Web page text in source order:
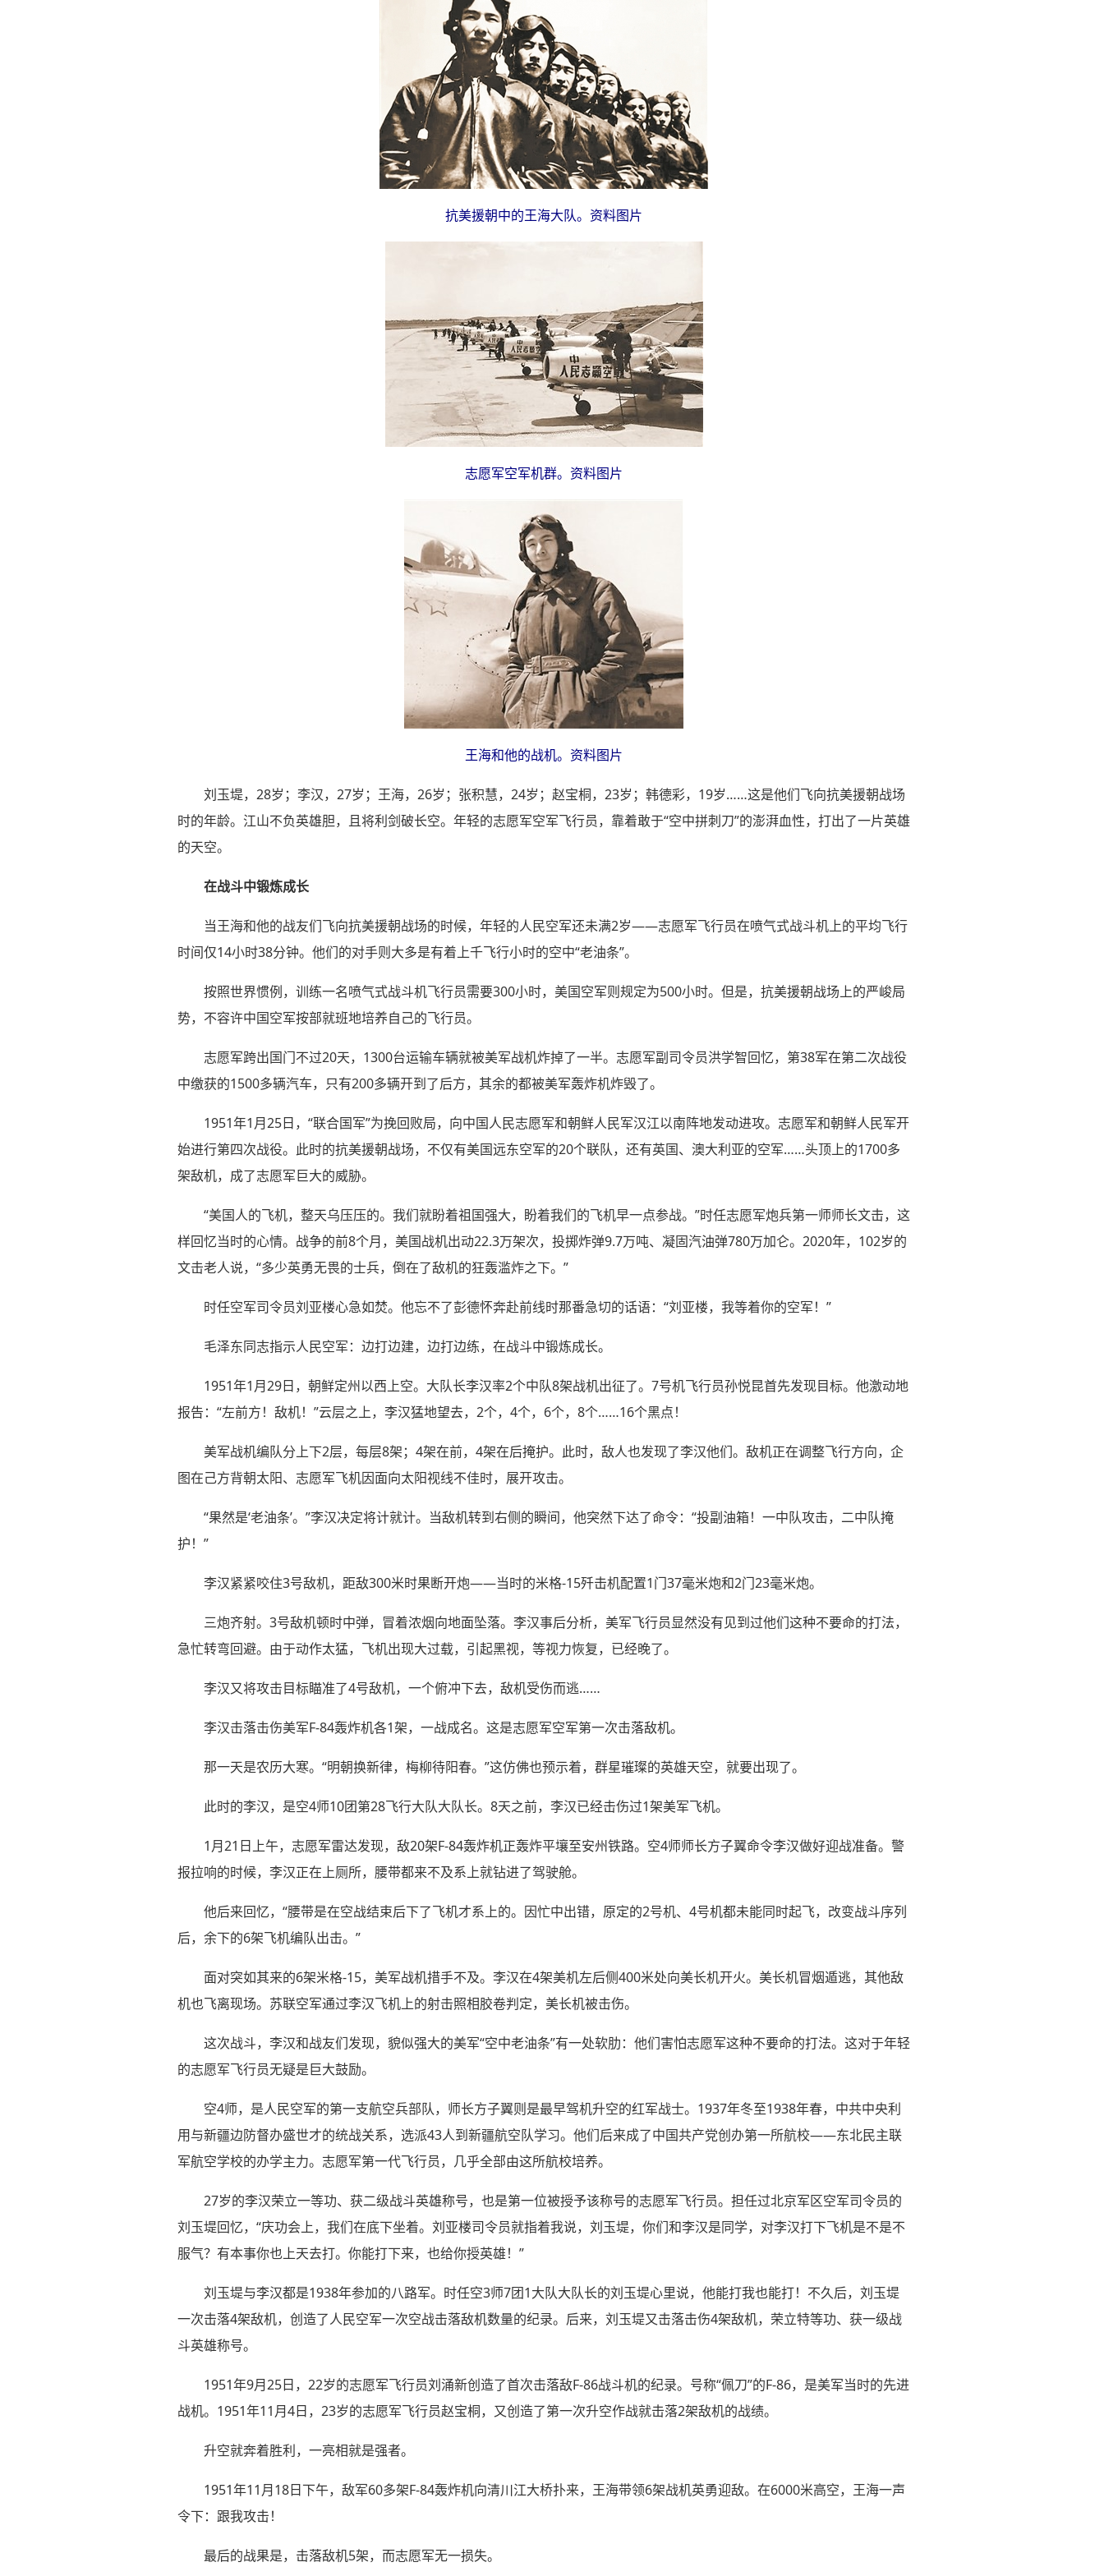
抗美援朝中的王海大队。资料图片
志愿军空军机群。资料图片
王海和他的战机。资料图片
刘玉堤，28岁；李汉，27岁；王海，26岁；张积慧，24岁；赵宝桐，23岁；韩德彩，19岁……这是他们飞向抗美援朝战场
时的年龄。江山不负英雄胆，且将利剑破长空。年轻的志愿军空军飞行员，靠着敢于“空中拼刺刀”的澎湃血性，打出了一片英雄
的天空。
在战斗中锻炼成长
当王海和他的战友们飞向抗美援朝战场的时候，年轻的人民空军还未满2岁——志愿军飞行员在喷气式战斗机上的平均飞行
时间仅14小时38分钟。他们的对手则大多是有着上千飞行小时的空中“老油条”。
按照世界惯例，训练一名喷气式战斗机飞行员需要300小时，美国空军则规定为500小时。但是，抗美援朝战场上的严峻局
势，不容许中国空军按部就班地培养自己的飞行员。
志愿军跨出国门不过20天，1300台运输车辆就被美军战机炸掉了一半。志愿军副司令员洪学智回忆，第38军在第二次战役
中缴获的1500多辆汽车，只有200多辆开到了后方，其余的都被美军轰炸机炸毁了。
1951年1月25日，“联合国军”为挽回败局，向中国人民志愿军和朝鲜人民军汉江以南阵地发动进攻。志愿军和朝鲜人民军开
始进行第四次战役。此时的抗美援朝战场，不仅有美国远东空军的20个联队，还有英国、澳大利亚的空军……头顶上的1700多
架敌机，成了志愿军巨大的威胁。
“美国人的飞机，整天乌压压的。我们就盼着祖国强大，盼着我们的飞机早一点参战。”时任志愿军炮兵第一师师长文击，这
样回忆当时的心情。战争的前8个月，美国战机出动22.3万架次，投掷炸弹9.7万吨、凝固汽油弹780万加仑。2020年，102岁的
文击老人说，“多少英勇无畏的士兵，倒在了敌机的狂轰滥炸之下。”
时任空军司令员刘亚楼心急如焚。他忘不了彭德怀奔赴前线时那番急切的话语：“刘亚楼，我等着你的空军！”
毛泽东同志指示人民空军：边打边建，边打边练，在战斗中锻炼成长。
1951年1月29日，朝鲜定州以西上空。大队长李汉率2个中队8架战机出征了。7号机飞行员孙悦昆首先发现目标。他激动地
报告：“左前方！敌机！”云层之上，李汉猛地望去，2个，4个，6个，8个……16个黑点！
美军战机编队分上下2层，每层8架；4架在前，4架在后掩护。此时，敌人也发现了李汉他们。敌机正在调整飞行方向，企
图在己方背朝太阳、志愿军飞机因面向太阳视线不佳时，展开攻击。
“果然是‘老油条’。”李汉决定将计就计。当敌机转到右侧的瞬间，他突然下达了命令：“投副油箱！一中队攻击，二中队掩
护！”
李汉紧紧咬住3号敌机，距敌300米时果断开炮——当时的米格-15歼击机配置1门37毫米炮和2门23毫米炮。
三炮齐射。3号敌机顿时中弹，冒着浓烟向地面坠落。李汉事后分析，美军飞行员显然没有见到过他们这种不要命的打法，
急忙转弯回避。由于动作太猛，飞机出现大过载，引起黑视，等视力恢复，已经晚了。
李汉又将攻击目标瞄准了4号敌机，一个俯冲下去，敌机受伤而逃……
李汉击落击伤美军F-84轰炸机各1架，一战成名。这是志愿军空军第一次击落敌机。
那一天是农历大寒。“明朝换新律，梅柳待阳春。”这仿佛也预示着，群星璀璨的英雄天空，就要出现了。
此时的李汉，是空4师10团第28飞行大队大队长。8天之前，李汉已经击伤过1架美军飞机。
1月21日上午，志愿军雷达发现，敌20架F-84轰炸机正轰炸平壤至安州铁路。空4师师长方子翼命令李汉做好迎战准备。警
报拉响的时候，李汉正在上厕所，腰带都来不及系上就钻进了驾驶舱。
他后来回忆，“腰带是在空战结束后下了飞机才系上的。因忙中出错，原定的2号机、4号机都未能同时起飞，改变战斗序列
后，余下的6架飞机编队出击。”
面对突如其来的6架米格-15，美军战机措手不及。李汉在4架美机左后侧400米处向美长机开火。美长机冒烟遁逃，其他敌
机也飞离现场。苏联空军通过李汉飞机上的射击照相胶卷判定，美长机被击伤。
这次战斗，李汉和战友们发现，貌似强大的美军“空中老油条”有一处软肋：他们害怕志愿军这种不要命的打法。这对于年轻
的志愿军飞行员无疑是巨大鼓励。
空4师，是人民空军的第一支航空兵部队，师长方子翼则是最早驾机升空的红军战士。1937年冬至1938年春，中共中央利
用与新疆边防督办盛世才的统战关系，选派43人到新疆航空队学习。他们后来成了中国共产党创办第一所航校——东北民主联
军航空学校的办学主力。志愿军第一代飞行员，几乎全部由这所航校培养。
27岁的李汉荣立一等功、获二级战斗英雄称号，也是第一位被授予该称号的志愿军飞行员。担任过北京军区空军司令员的
刘玉堤回忆，“庆功会上，我们在底下坐着。刘亚楼司令员就指着我说，刘玉堤，你们和李汉是同学，对李汉打下飞机是不是不
服气？有本事你也上天去打。你能打下来，也给你授英雄！”
刘玉堤与李汉都是1938年参加的八路军。时任空3师7团1大队大队长的刘玉堤心里说，他能打我也能打！不久后，刘玉堤
一次击落4架敌机，创造了人民空军一次空战击落敌机数量的纪录。后来，刘玉堤又击落击伤4架敌机，荣立特等功、获一级战
斗英雄称号。
1951年9月25日，22岁的志愿军飞行员刘涌新创造了首次击落敌F-86战斗机的纪录。号称“佩刀”的F-86，是美军当时的先进
战机。1951年11月4日，23岁的志愿军飞行员赵宝桐，又创造了第一次升空作战就击落2架敌机的战绩。
升空就奔着胜利，一亮相就是强者。
1951年11月18日下午，敌军60多架F-84轰炸机向清川江大桥扑来，王海带领6架战机英勇迎敌。在6000米高空，王海一声
令下：跟我攻击！
最后的战果是，击落敌机5架，而志愿军无一损失。